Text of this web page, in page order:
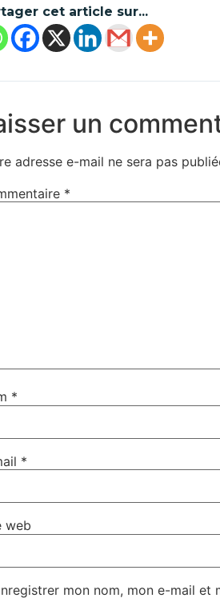
cet article sur...
un
adresse e-mail ne sera pas
*
*
*
web
mon nom, mon e-mail et